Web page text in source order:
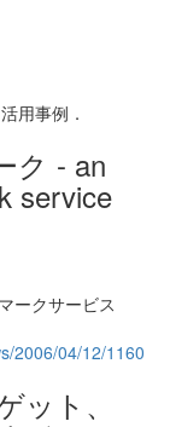
用事例．
ク - an
service
ークサービス
2006/04/12/1160
ット、